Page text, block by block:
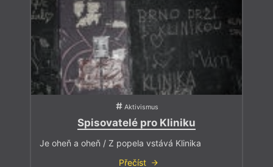
Aktivismus
Spisovatelé pro Kliniku
Je oheň a oheň / Z popela vstává Klinika
Přečíst